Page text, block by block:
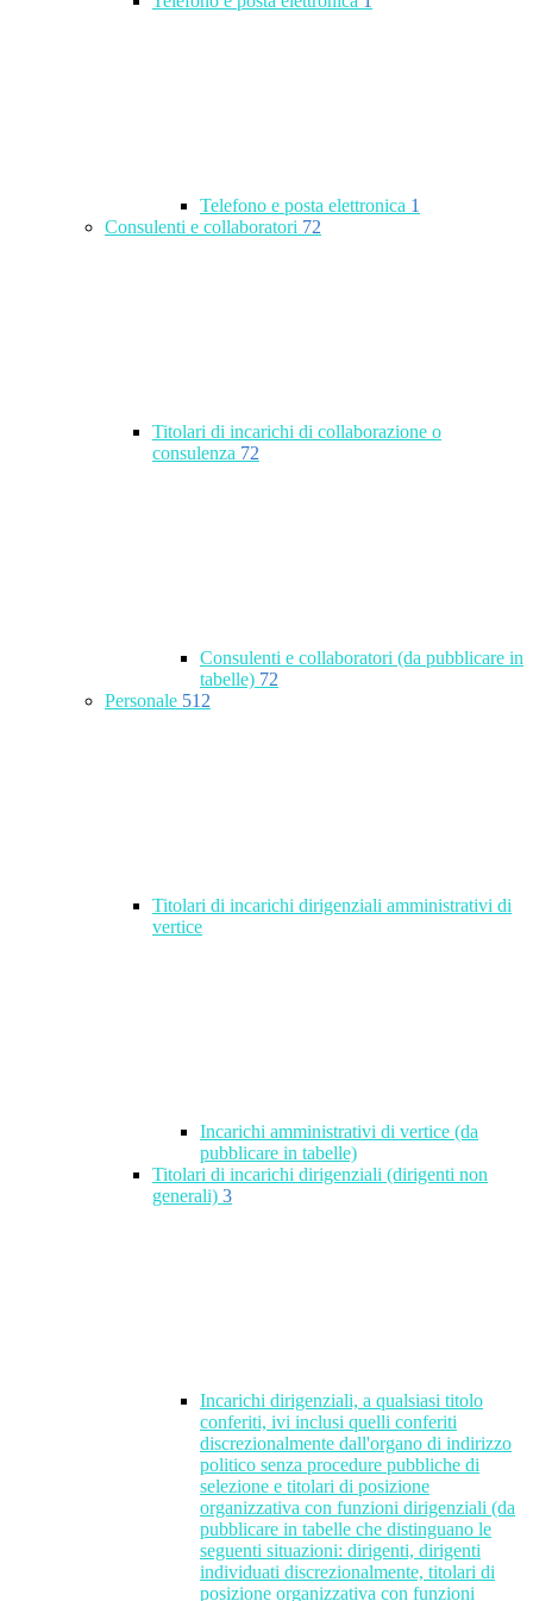
Telefono e posta elettronica 1
Consulenti e collaboratori 72
Titolari di incarichi di collaborazione o
consulenza 72
Consulenti e collaboratori (da pubblicare in
tabelle) 72
Personale 512
Titolari di incarichi dirigenziali amministrativi di
vertice
Incarichi amministrativi di vertice (da
pubblicare in tabelle)
Titolari di incarichi dirigenziali (dirigenti non
generali) 3
Incarichi dirigenziali, a qualsiasi titolo
conferiti, ivi inclusi quelli conferiti
discrezionalmente dall'organo di indirizzo
politico senza procedure pubbliche di
selezione e titolari di posizione
organizzativa con funzioni dirigenziali (da
pubblicare in tabelle che distinguano le
seguenti situazioni: dirigenti, dirigenti
individuati discrezionalmente, titolari di
posizione organizzativa con funzioni